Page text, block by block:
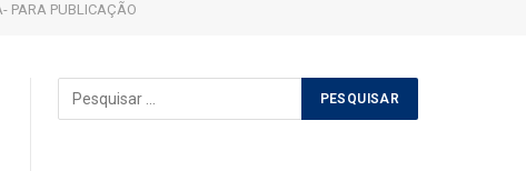
PARA PUBLICAÇÃO